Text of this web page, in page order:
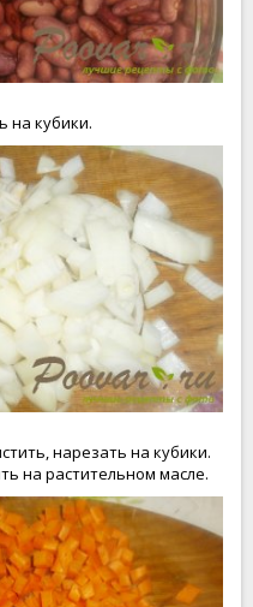
на кубики.
нарезать на кубики.
на растительном масле.